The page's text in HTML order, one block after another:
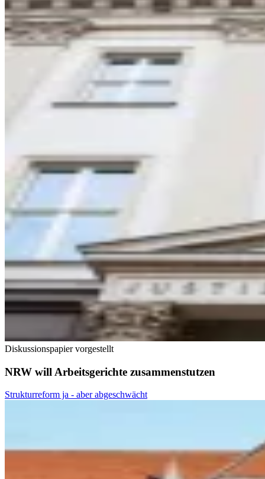
Diskussionspapier vorgestellt
NRW will Arbeitsgerichte zusammenstutzen
Strukturreform ja - aber abgeschwächt